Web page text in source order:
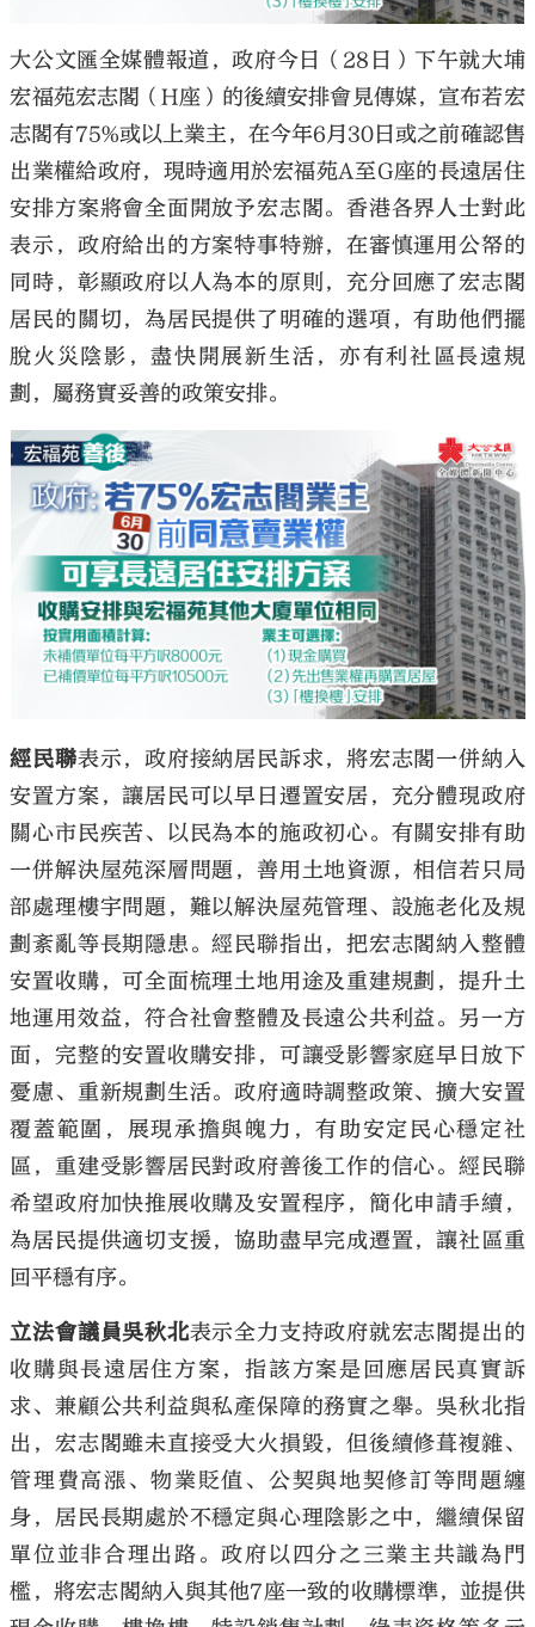
大公文匯全媒體報道，政府今日（28日）下午就大埔
宏福苑宏志閣（H座）的後續安排會見傳媒，宣布若宏
志閣有75%或以上業主，在今年6月30日或之前確認售
出業權給政府，現時適用於宏福苑A至G座的長遠居住
安排方案將會全面開放予宏志閣。香港各界人士對此
表示，政府給出的方案特事特辦，在審慎運用公帑的
同時，彰顯政府以人為本的原則，充分回應了宏志閣
居民的關切，為居民提供了明確的選項，有助他們擺
脫火災陰影，盡快開展新生活，亦有利社區長遠規
劃，屬務實妥善的政策安排。
經民聯表示，政府接納居民訴求，將宏志閣一併納入
安置方案，讓居民可以早日遷置安居，充分體現政府
關心市民疾苦、以民為本的施政初心。有關安排有助
一併解決屋苑深層問題，善用土地資源，相信若只局
部處理樓宇問題，難以解決屋苑管理、設施老化及規
劃紊亂等長期隱患。經民聯指出，把宏志閣納入整體
安置收購，可全面梳理土地用途及重建規劃，提升土
地運用效益，符合社會整體及長遠公共利益。另一方
面，完整的安置收購安排，可讓受影響家庭早日放下
憂慮、重新規劃生活。政府適時調整政策、擴大安置
覆蓋範圍，展現承擔與魄力，有助安定民心穩定社
區，重建受影響居民對政府善後工作的信心。經民聯
希望政府加快推展收購及安置程序，簡化申請手續，
為居民提供適切支援，協助盡早完成遷置，讓社區重
回平穩有序。
立法會議員吳秋北表示全力支持政府就宏志閣提出的
收購與長遠居住方案，指該方案是回應居民真實訴
求、兼顧公共利益與私產保障的務實之舉。吳秋北指
出，宏志閣雖未直接受大火損毀，但後續修葺複雜、
管理費高漲、物業貶值、公契與地契修訂等問題纏
身，居民長期處於不穩定與心理陰影之中，繼續保留
單位並非合理出路。政府以四分之三業主共識為門
檻，將宏志閣納入與其他7座一致的收購標準，並提供